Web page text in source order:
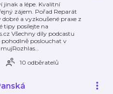
jinak a lépe. Kvalitní
zájem. Pořad Reparát
a vyzkoušené praxe z
tipy posílejte na
Všechny díly podcastu
poslouchat v
…
10 odběratelů